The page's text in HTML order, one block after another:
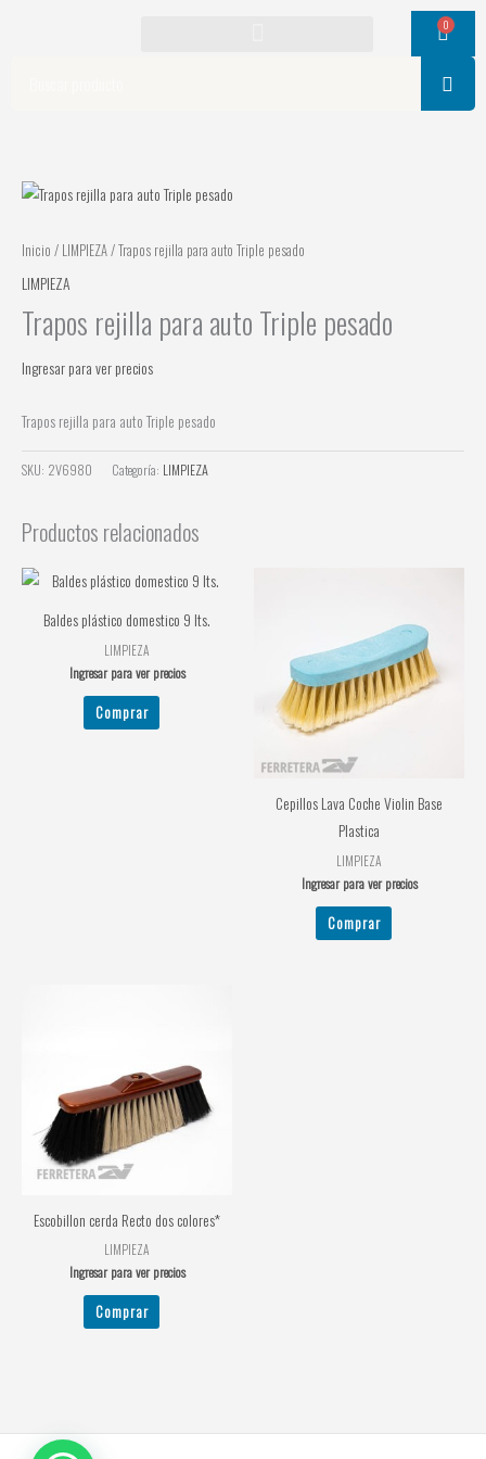
0
Cart
Inicio / LIMPIEZA/ Trapos rejilla para auto Triple pesado
LIMPIEZA
Trapos rejilla para auto Triple pesado
Ingresar para ver precios
Trapos rejilla para auto Triple pesado
SKU: 2V6980 Categoría: LIMPIEZA
Productos relacionados
Baldes plástico domestico 9 lts.
LIMPIEZA
Ingresar para ver precios
Comprar
Cepillos Lava Coche Violin Base
Plastica
LIMPIEZA
Ingresar para ver precios
Comprar
Escobillon cerda Recto dos colores*
LIMPIEZA
Ingresar para ver precios
Comprar